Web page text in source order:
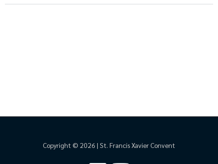
Copyright © 2026 | St. Francis Xavier Convent